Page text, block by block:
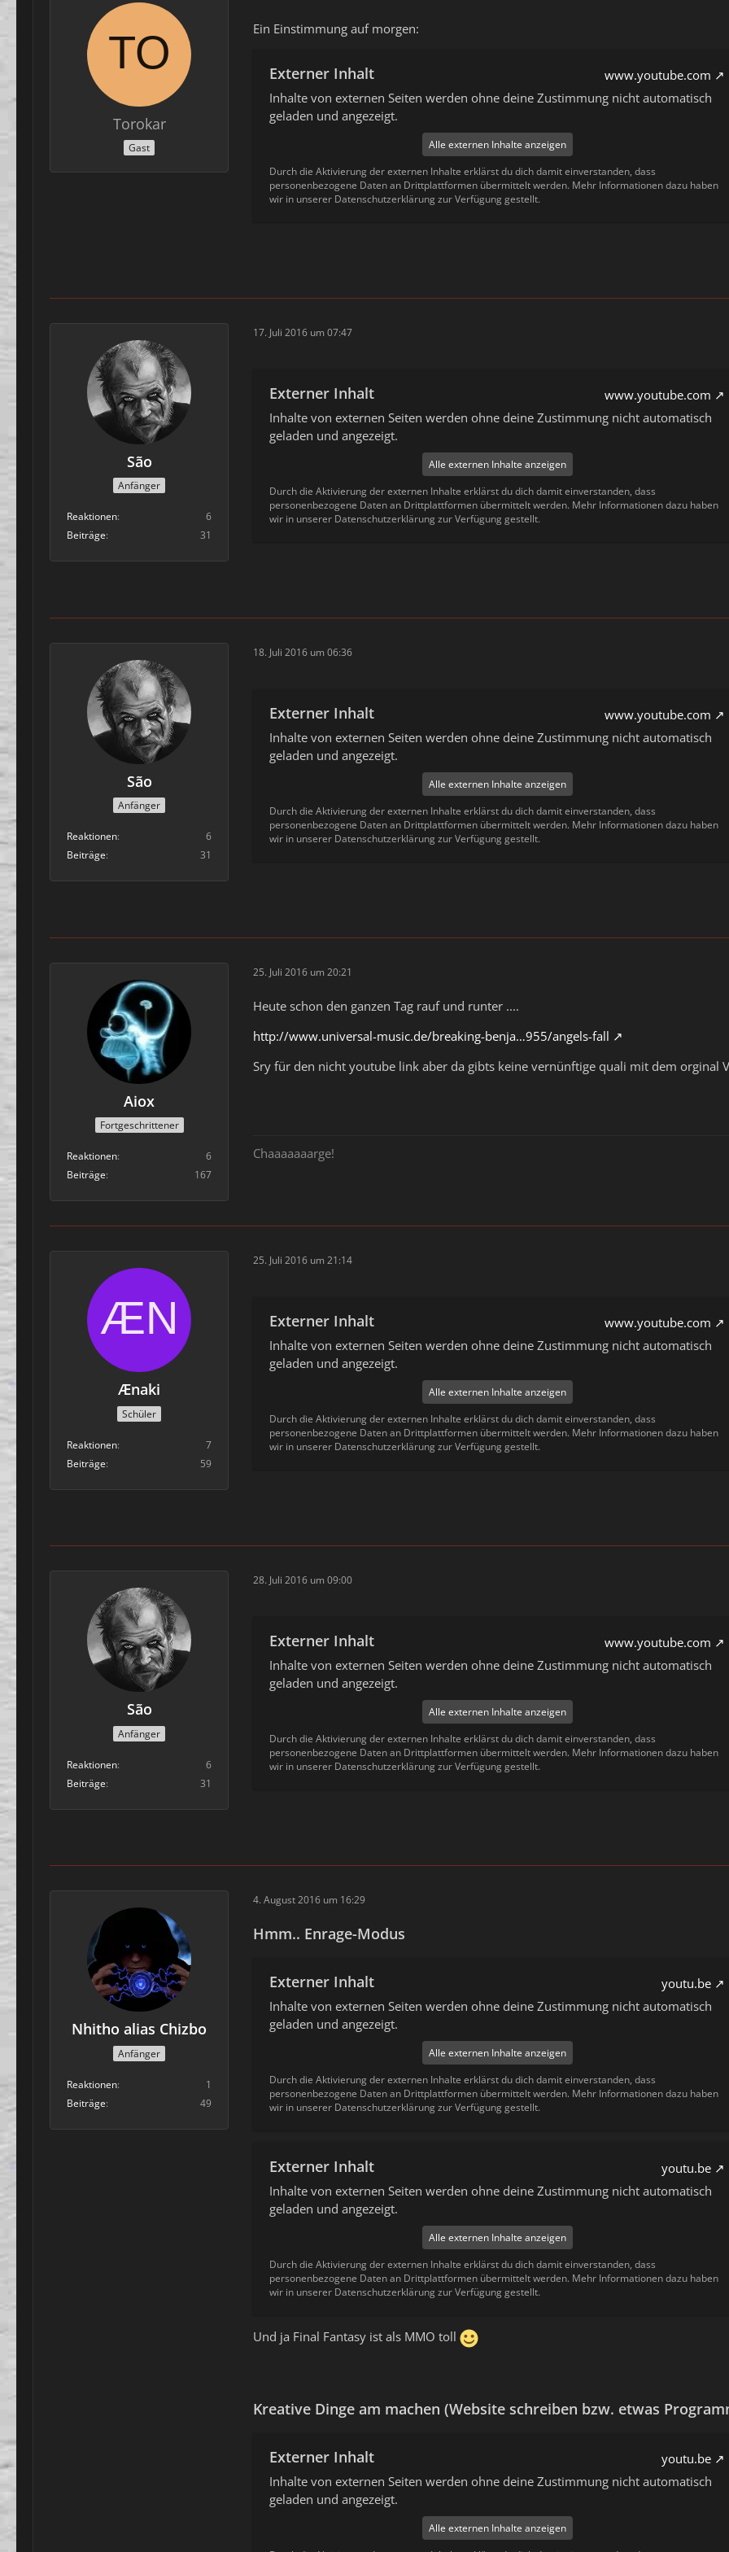
Torokar
Gast
Ein Einstimmung auf morgen:
Externer Inhalt
www.youtube.com
Inhalte von externen Seiten werden ohne deine Zustimmung nicht automatisch
geladen und angezeigt.
Alle externen Inhalte anzeigen
Durch die Aktivierung der externen Inhalte erklärst du dich damit einverstanden, dass
personenbezogene Daten an Drittplattformen übermittelt werden. Mehr Informationen dazu haben
wir in unserer Datenschutzerklärung zur Verfügung gestellt.
São
Anfänger
Reaktionen
6
Beiträge
31
17. Juli 2016 um 07:47
Externer Inhalt
www.youtube.com
Inhalte von externen Seiten werden ohne deine Zustimmung nicht automatisch
geladen und angezeigt.
Alle externen Inhalte anzeigen
Durch die Aktivierung der externen Inhalte erklärst du dich damit einverstanden, dass
personenbezogene Daten an Drittplattformen übermittelt werden. Mehr Informationen dazu haben
wir in unserer Datenschutzerklärung zur Verfügung gestellt.
São
Anfänger
Reaktionen
6
Beiträge
31
18. Juli 2016 um 06:36
Externer Inhalt
www.youtube.com
Inhalte von externen Seiten werden ohne deine Zustimmung nicht automatisch
geladen und angezeigt.
Alle externen Inhalte anzeigen
Durch die Aktivierung der externen Inhalte erklärst du dich damit einverstanden, dass
personenbezogene Daten an Drittplattformen übermittelt werden. Mehr Informationen dazu haben
wir in unserer Datenschutzerklärung zur Verfügung gestellt.
Aiox
Fortgeschrittener
Reaktionen
6
Beiträge
167
25. Juli 2016 um 20:21
Heute schon den ganzen Tag rauf und runter ....
http://www.universal-music.de/breaking-benja…955/angels-fall
Sry für den nicht youtube link aber da gibts keine vernünftige quali mit dem orginal
Chaaaaaaarge!
Ænaki
Schüler
Reaktionen
7
Beiträge
59
25. Juli 2016 um 21:14
Externer Inhalt
www.youtube.com
Inhalte von externen Seiten werden ohne deine Zustimmung nicht automatisch
geladen und angezeigt.
Alle externen Inhalte anzeigen
Durch die Aktivierung der externen Inhalte erklärst du dich damit einverstanden, dass
personenbezogene Daten an Drittplattformen übermittelt werden. Mehr Informationen dazu haben
wir in unserer Datenschutzerklärung zur Verfügung gestellt.
São
Anfänger
Reaktionen
6
Beiträge
31
28. Juli 2016 um 09:00
Externer Inhalt
www.youtube.com
Inhalte von externen Seiten werden ohne deine Zustimmung nicht automatisch
geladen und angezeigt.
Alle externen Inhalte anzeigen
Durch die Aktivierung der externen Inhalte erklärst du dich damit einverstanden, dass
personenbezogene Daten an Drittplattformen übermittelt werden. Mehr Informationen dazu haben
wir in unserer Datenschutzerklärung zur Verfügung gestellt.
Nhitho alias Chizbo
Anfänger
Reaktionen
1
Beiträge
49
4. August 2016 um 16:29
Hmm.. Enrage-Modus
Externer Inhalt
youtu.be
Inhalte von externen Seiten werden ohne deine Zustimmung nicht automatisch
geladen und angezeigt.
Alle externen Inhalte anzeigen
Durch die Aktivierung der externen Inhalte erklärst du dich damit einverstanden, dass
personenbezogene Daten an Drittplattformen übermittelt werden. Mehr Informationen dazu haben
wir in unserer Datenschutzerklärung zur Verfügung gestellt.
Externer Inhalt
youtu.be
Inhalte von externen Seiten werden ohne deine Zustimmung nicht automatisch
geladen und angezeigt.
Alle externen Inhalte anzeigen
Durch die Aktivierung der externen Inhalte erklärst du dich damit einverstanden, dass
personenbezogene Daten an Drittplattformen übermittelt werden. Mehr Informationen dazu haben
wir in unserer Datenschutzerklärung zur Verfügung gestellt.
Und ja Final Fantasy ist als MMO toll
Kreative Dinge am machen (Website schreiben bzw. etwas
Externer Inhalt
youtu.be
Inhalte von externen Seiten werden ohne deine Zustimmung nicht automatisch
geladen und angezeigt.
Alle externen Inhalte anzeigen